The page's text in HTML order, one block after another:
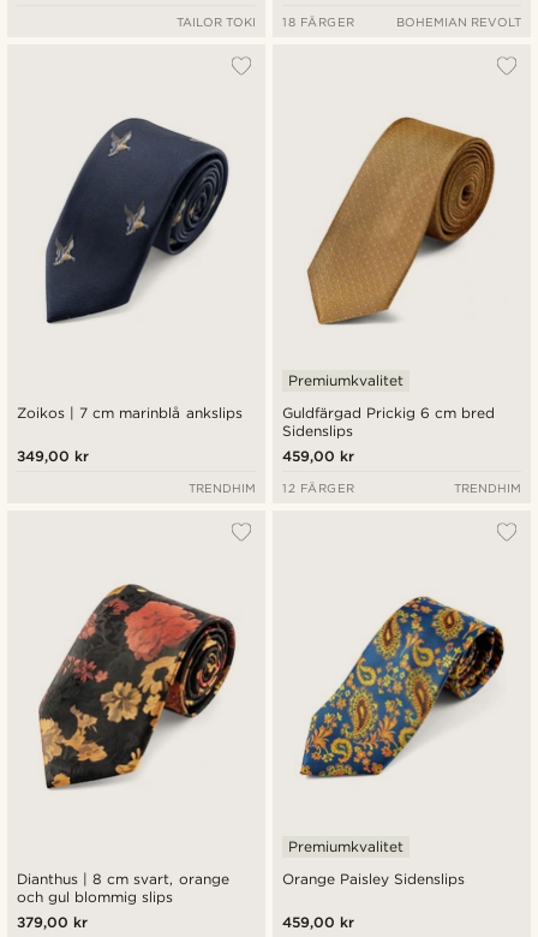
TAILOR TOKI 18 FÄRGER BOHEMIAN REVOLT
Zoikos | 7 cm marinblå ankslips
349,00 kr
TRENDHIM
Guldfärgad Prickig 6 cm bred
Sidenslips
Premiumkvalitet
459,00 kr
12 FÄRGER TRENDHIM
Dianthus | 8 cm svart, orange
och gul blommig slips
379,00 kr
Orange Paisley Sidenslips
Premiumkvalitet
459,00 kr